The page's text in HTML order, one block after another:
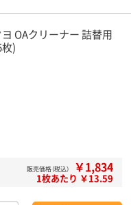
ヨ OAクリーナー 詰替用
)
販売価格（税込） ￥1,834
1枚あたり ￥13.59